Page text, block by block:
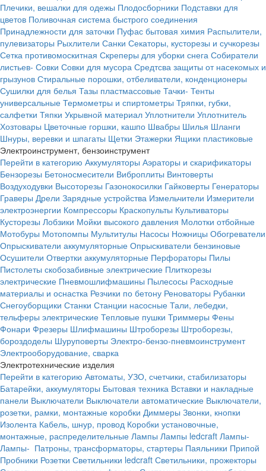
Плечики, вешалки для одежы Плодосборники Подставки для
цветов Поливочная система быстрого соединения
Принадлежности для заточки Пуфас бытовая химия Распылители,
пулевизаторы Рыхлители Санки Секаторы, кусторезы и сучкорезы
Сетка противомоскитная Скреперы для уборки снега Собиратели
листьев- Совки Совки для мусора Средтсва защиты от насекомых и
грызунов Стиральные порошки, отбеливатели, конденционеры
Сушилки для белья Тазы пластмассовые Тачки- Тенты
универсальные Термометры и спиртометры Тряпки, губки,
салфетки Тяпки Укрывной материал Уплотнители Уплотнитель
Хозтовары Цветочные горшки, кашпо Швабры Шилья Шланги
Шнуры, веревки и шпагаты Щетки Этажерки Ящики пластиковые
Электроинструмент, бензоинструмент
Перейти в категорию Аккумуляторы Аэраторы и скарификаторы
Бензорезы Бетоносмесители Виброплиты Винтоверты
Воздуходувки Высоторезы Газонокосилки Гайковерты Генераторы
Граверы Дрели Зарядные устройства Измельчители Измерители
электроэнергии Компрессоры Краскопульты Культиваторы
Кусторезы Лобзики Мойки высокого давления Молотки отбойные
Мотобуры Мотопомпы Мультитулы Насосы Ножницы Обогреватели
Опрыскиватели аккумуляторные Опрыскиватели бензиновые
Осушители Отвертки аккумуляторные Перфораторы Пилы
Пистолеты скобозабивные электрические Плиткорезы
электрические Пневмошлифмашины Пылесосы Расходные
материалы и оснастка Резчики по бетону Реноваторы Рубанки
Снегоуборщики Станки Станции насосные Тали, лебедки,
тельферы электрические Тепловые пушки Триммеры Фены
Фонари Фрезеры Шлифмашины Штроборезы Штроборезы,
бороздоделы Шуруповерты Электро-бензо-пневмоинструмент
Электрооборудование, сварка
Электротехнические изделия
Перейти в категорию Автоматы, УЗО, счетчики, стабилизаторы
Батарейки, аккумуляторы Бытовая техника Вставки и накладные
панели Выключатели Выключатели автоматические Выключатели,
розетки, рамки, монтажные коробки Диммеры Звонки, кнопки
Изолента Кабель, шнур, провод Коробки установочные,
монтажные, распределительные Лампы Лампы ledcraft Лампы-
Лампы- Патроны, трансформаторы, стартеры Паяльники Припой
Пробники Розетки Светильники ledcraft Светильники, прожекторы